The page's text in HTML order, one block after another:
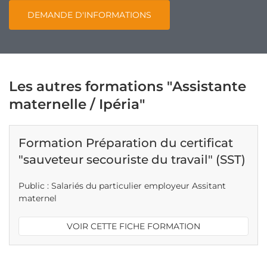
DEMANDE D'INFORMATIONS
Les autres formations "Assistante
maternelle / Ipéria"
Formation Préparation du certificat
"sauveteur secouriste du travail" (SST)
Public : Salariés du particulier employeur Assitant
maternel
VOIR CETTE FICHE FORMATION